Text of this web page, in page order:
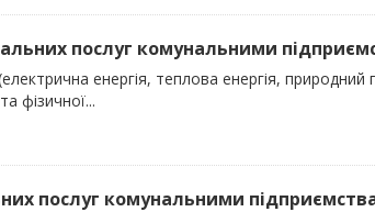
послуг комунальними
енергія, теплова енергія,
фізичної...
послуг комунальними